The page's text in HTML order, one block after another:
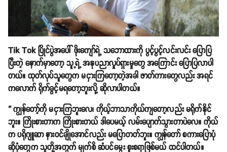
Tik Tok ပြိုင်ပွဲအပေါ် ဖိုးကျော်ရဲ့ သဘောထားကို ပွင့်ပွင့်လင်းလင်း ပြောပြ
ပြီးတဲ့ နောက်မှာတော့ သူ့ရဲ့ အနုပညာလှုပ်ရှားမှုတွေ အကြောင်း ပြောပြလာပါ
တယ်။ ထုတ်လုပ်သူတွေက မငှားကြတော့တဲ့အခါ ဇာတ်ကားတွေလည်း အရင်
ကလောက် ရိုက်ခွင့်မရတော့ဘူးလို့ ဆိုလာပါတယ်။
“ ကျွန်တော့်ကို မငှားကြဘူးလေ၊ ကိုယ့်ဘာသာကိုယ်ကျတော့လည်း မရိုက်နိုင်
ဘူး။ ကြိုးစားတာက ကြိုးစားတယ် ဒါပေမယ့် လမ်းပျောက်သွားတာပဲလေ။ ကိုယ်
က ပရိုဂျူဆာ နားဝင်ချိုအောင်လည်း မပြောတတ်ဘူး။ ကျွန်တော် စကားပြောပုံ
ဆိုပုံတွေက သူတို့အတွက် မျက်စိ ဆံပင်မွှေး စူးစရာဖြစ်မယ် ထင်ပါတယ်။